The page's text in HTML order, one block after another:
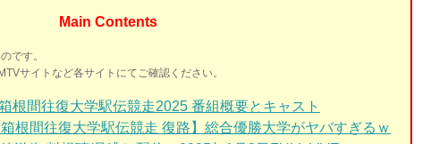
Main Contents
です。
サイトなど各サイトにてご確認ください。
根間往復大学駅伝競走2025 番組概要とキャスト
箱根間往復大学駅伝競走 復路】総合優勝大学がヤバすぎるｗ